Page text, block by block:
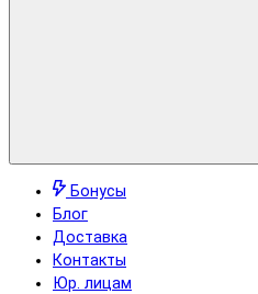
Бонусы
Блог
Доставка
Контакты
Юр. лицам